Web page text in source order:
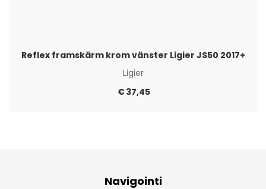
Reflex framskärm krom vänster Ligier JS50 2017+
Ligier
€37,45
Navigointi